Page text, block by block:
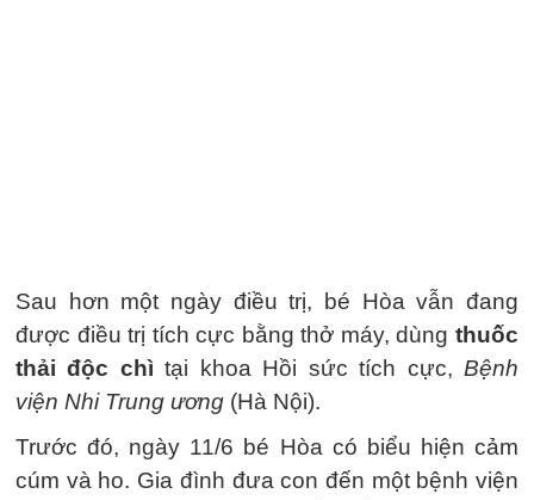
Sau hơn một ngày điều trị, bé Hòa vẫn đang
được điều trị tích cực bằng thở máy, dùng thuốc
thải độc chì tại khoa Hồi sức tích cực,Bệnh
viện Nhi Trung ương (Hà Nội).
Trước đó, ngày 11/6 bé Hòa có biểu hiện cảm
cúm và ho. Gia đình đưa con đến một bệnh viện